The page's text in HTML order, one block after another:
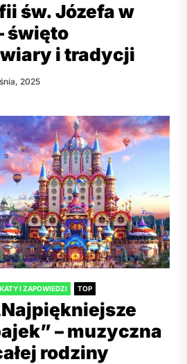
św. Józefa w
święto
i tradycji
2025
I ZAPOWIEDZI TOP
– muzyczna
rodziny